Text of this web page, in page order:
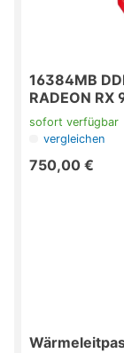
16384MB
RADEON RX
sofort verfügbar
vergleichen
750,00 €